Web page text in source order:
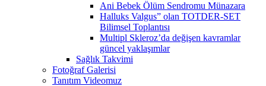
Ani Bebek Ölüm Sendromu Münazara
Halluks Valgus” olan TOTDER-SET
Bilimsel Toplantısı
Multipl Skleroz’da değişen kavramlar
güncel yaklaşımlar
Sağlık Takvimi
Fotoğraf Galerisi
Tanıtım Videomuz